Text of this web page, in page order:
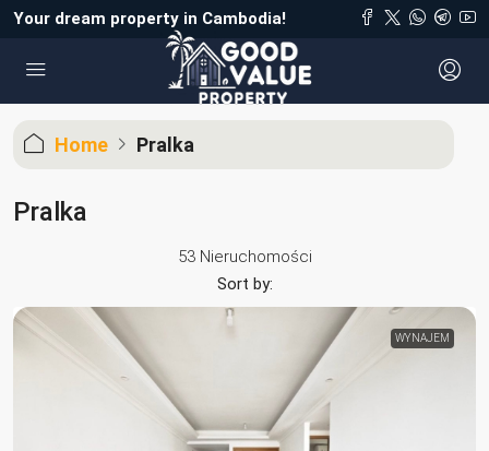
Your dream property in Cambodia!
Home Pralka
Pralka
53 Nieruchomości
Sort by:
WYNAJEM